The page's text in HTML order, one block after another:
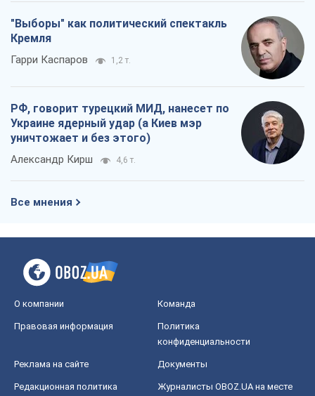
"Выборы" как политический спектакль
Кремля
Гарри Каспаров 1,2 т.
РФ, говорит турецкий МИД, нанесет по
Украине ядерный удар (а Киев мэр
уничтожает и без этого)
Александр Кирш 4,6 т.
Все мнения
О компании Команда
Правовая информация
Политика
конфиденциальности
Реклама на сайте Документы
Редакционная политика
Журналисты OBOZ.UA на месте